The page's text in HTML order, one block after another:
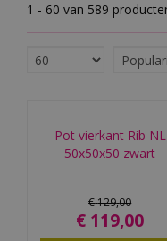
1 - 60 van 589
Pot vierkant Rib NL
50x50x50 zwart
€129,00
€ 119,00